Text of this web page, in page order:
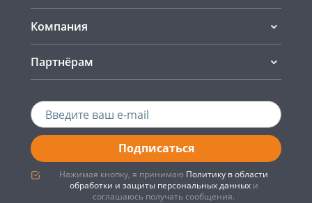
Компания
Партнёрам
Подписаться
Нажимая кнопку, я принимаю Политику в области
обработки и защиты персональных данныхи
соглашаюсь получать сообщения.